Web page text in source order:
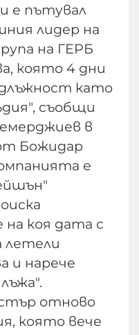
е пътувал
лидер на
на ГЕРБ
която 4 дни
като
съобщи
в
Божидар
е
коя дата с
летели
и нарече
отново
която вече